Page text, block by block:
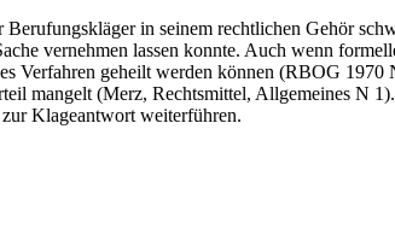
in seinem rechtlichen Gehör
vernehmen lassen konnte. Auch wenn
Verfahren geheilt werden können (RBOG 1970
mangelt (Merz, Rechtsmittel, Allgemeines N
Klageantwort weiterführen.